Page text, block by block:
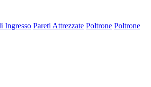
Ingresso Pareti Attrezzate Poltrone Poltrone